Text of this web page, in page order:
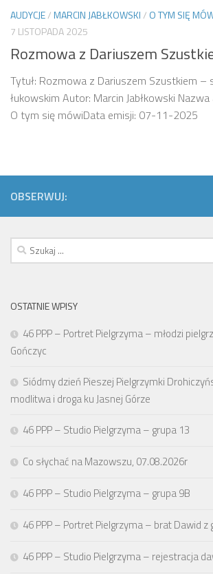
AUDYCJE/MARCIN JABŁKOWSKI/ O TYM SIĘ
7 LISTOPADA 2025
Rozmowa z Dariuszem
Tytuł: Rozmowa z Dariuszem Szustkiem –
łukowskim Autor: Marcin Jabłkowski
O tym się mówiData emisji: 07-11-2025
OBSERWUJ:
Szukaj:
OSTATNIE WPISY
46 PPP – Portret Pielgrzyma – młodzi
Gończyc
Siódmy dzień Pieszej Pielgrzymki
modlitwa i droga ku Jasnej Górze
46 PPP – Studio Pielgrzyma – grupa 13
Co słychać na Mazowszu, 07.08.2026r
46 PPP – Studio Pielgrzyma – grupa 9B
46 PPP – Portret Pielgrzyma – brat Dawid z
46 PPP – Studio Pielgrzyma – rejestracja